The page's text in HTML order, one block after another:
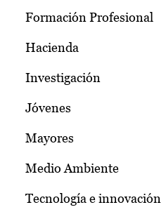
Formación Profesional
Hacienda
Investigación
Jóvenes
Mayores
Medio Ambiente
Tecnología e innovación